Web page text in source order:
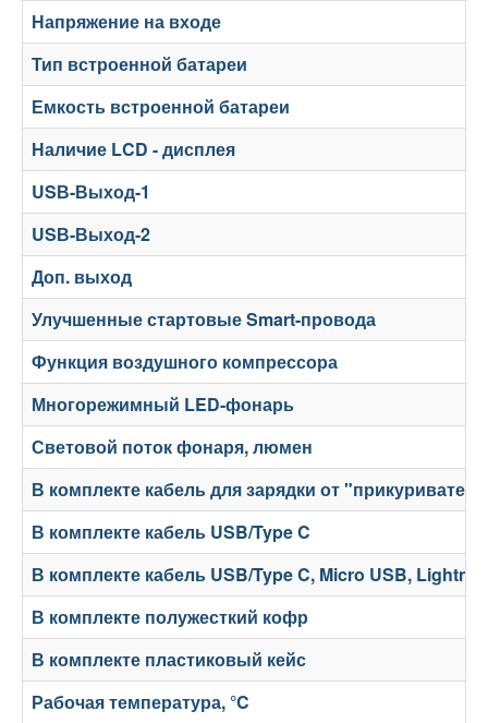
Напряжение на входе
Тип встроенной батареи
Емкость встроенной батареи
Наличие LCD - дисплея
USВ-Выход-1
USВ-Выход-2
Доп. выход
Улучшенные стартовые Smart-провода
Функция воздушного компрессора
Многорежимный LED-фонарь
Световой поток фонаря, люмен
В комплекте кабель для зарядки от
В комплекте кабель USB/Type C
В комплекте кабель USB/Type C, Micro USB,
В комплекте полужесткий кофр
В комплекте пластиковый кейс
Рабочая температура, °C